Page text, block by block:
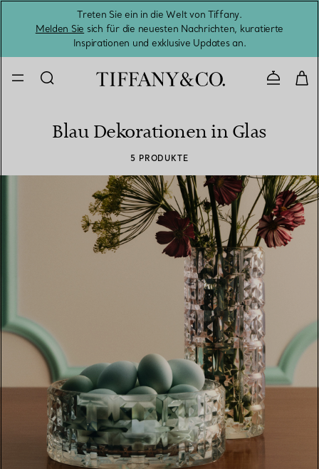
Treten Sie ein in die Welt von Tiffany.
Melden Sie sich für die neuesten Nachrichten, kuratierte
Inspirationen und exklusive Updates an.
Blau Dekorationen in Glas
5 PRODUKTE